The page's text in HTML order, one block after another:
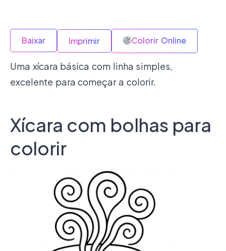
Baixar Imprimir Colorir Online
Uma xícara básica com linha simples,
excelente para começar a colorir.
Xícara com bolhas para
colorir